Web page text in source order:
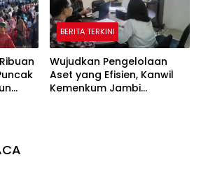
BERITA TERKINI
Wujudkan Pengelolaan
Aset yang Efisien, Kanwil
Kemenkum Jambi